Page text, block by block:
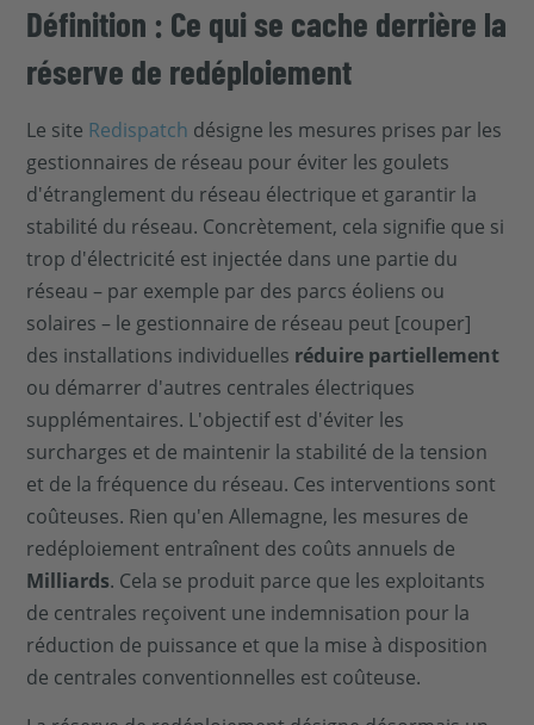
Définition : Ce qui se cache derrière la
réserve de redéploiement
Le site Redispatch désigne les mesures prises par les
gestionnaires de réseau pour éviter les goulets
d'étranglement du réseau électrique et garantir la
stabilité du réseau. Concrètement, cela signifie que si
trop d'électricité est injectée dans une partie du
réseau – par exemple par des parcs éoliens ou
solaires – le gestionnaire de réseau peut [couper]
des installations individuelles réduire partiellement
ou démarrer d'autres centrales électriques
supplémentaires. L'objectif est d'éviter les
surcharges et de maintenir la stabilité de la tension
et de la fréquence du réseau. Ces interventions sont
coûteuses. Rien qu'en Allemagne, les mesures de
redéploiement entraînent des coûts annuels de
Milliards. Cela se produit parce que les exploitants
de centrales reçoivent une indemnisation pour la
réduction de puissance et que la mise à disposition
de centrales conventionnelles est coûteuse.